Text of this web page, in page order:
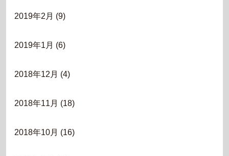
2019年2月 (9)
2019年1月 (6)
2018年12月 (4)
2018年11月 (18)
2018年10月 (16)